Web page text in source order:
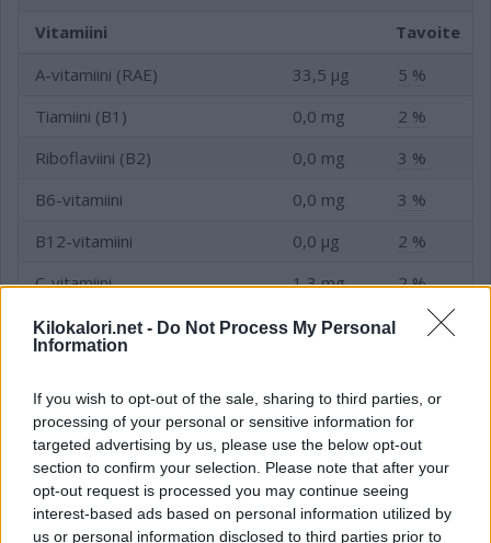
Kilokalori.net - Do Not Process My Personal
Information
If you wish to opt-out of the sale, sharing to third parties, or
processing of your personal or sensitive information for
targeted advertising by us, please use the below opt-out
section to confirm your selection. Please note that after your
opt-out request is processed you may continue seeing
interest-based ads based on personal information utilized by
us or personal information disclosed to third parties prior to
Vitamiini
Tavoite
A-vitamiini (RAE)
33,5 µg
5 %
Tiamiini (B1)
0,0 mg
2 %
Riboflaviini (B2)
0,0 mg
3 %
B6-vitamiini
0,0 mg
3 %
B12-vitamiini
0,0 µg
2 %
C-vitamiini
1,3 mg
2 %
D-vitamiini
0,8 µg
Folaatti (B9-vitamiini)
6,9 µg
2 %
Niasiini (B3-vitamiini)
0,3 mg 2 %